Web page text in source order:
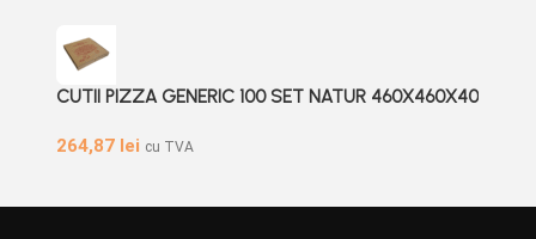
CUTII PIZZA GENERIC 100 SET NATUR 460X460X40
264,87 lei cu TVA